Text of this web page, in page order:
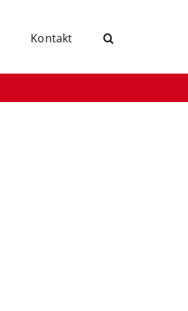
Kontakt